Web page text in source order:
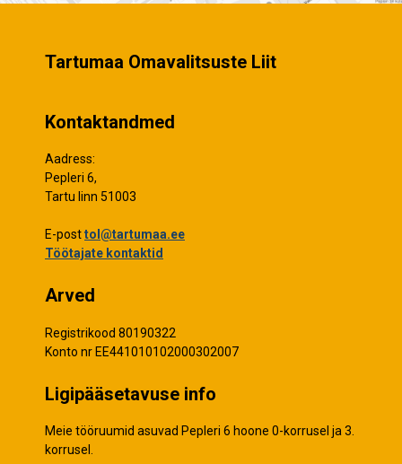
Tartumaa Omavalitsuste Liit
Kontaktandmed
Aadress:
Pepleri 6,
Tartu linn 51003
E-posttol@tartumaa.ee
Töötajate kontaktid
Arved
Registrikood 80190322
Konto nr EE441010102000302007
Ligipääsetavuse info
Meie tööruumid asuvad Pepleri 6 hoone 0-korrusel ja 3.
korrusel.